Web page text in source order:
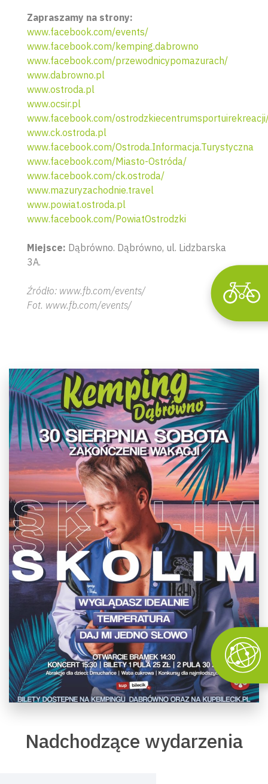
Zapraszamy na strony:
www.facebook.com/events/
www.facebook.com/kemping.dabrowno
www.facebook.com/przewodnicypomazurach/
www.dabrowno.pl
www.ostroda.pl
www.ocsir.pl
www.facebook.com/
www.ck.ostroda.pl
www.facebook.com/Ostroda.Informacja.Turystyczna
www.facebook.com/Miasto-Ostróda/
www.facebook.com/ck.ostroda/
www.mazuryzachodnie.travel
www.powiat.ostroda.pl
www.facebook.com/PowiatOstrodzki
Miejsce: Dąbrówno. Dąbrówno, ul. Lidzbarska
3A.
Źródło: www.fb.com/events/
Fot. www.fb.com/events/
Nadchodzące wydarzenia